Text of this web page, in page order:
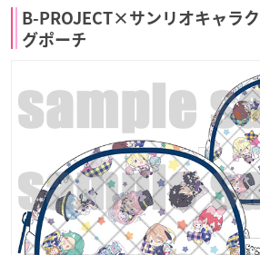
B-PROJECT×サンリオキャラ
グポーチ